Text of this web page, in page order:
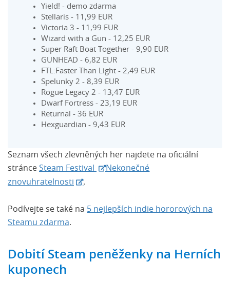
Yield! - demo zdarma
Stellaris - 11,99 EUR
Victoria 3 - 11,99 EUR
Wizard with a Gun - 12,25 EUR
Super Raft Boat Together - 9,90 EUR
GUNHEAD - 6,82 EUR
FTL:Faster Than Light - 2,49 EUR
Spelunky 2 - 8,39 EUR
Rogue Legacy 2 - 13,47 EUR
Dwarf Fortress - 23,19 EUR
Returnal - 36 EUR
Hexguardian - 9,43 EUR
Seznam všech zlevněných her najdete na oficiální
stránce Steam Festival
Nekonečné
znovuhratelnosti
.
Podívejte se také na 5 nejlepších indie hororových na
Steamu zdarma.
Dobití Steam peněženky na Herních
kuponech